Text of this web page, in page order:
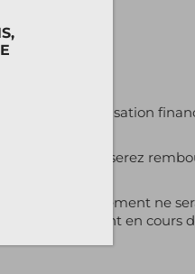
sans compensation
majeure, vous serez
remboursement ne
par le participant en cours